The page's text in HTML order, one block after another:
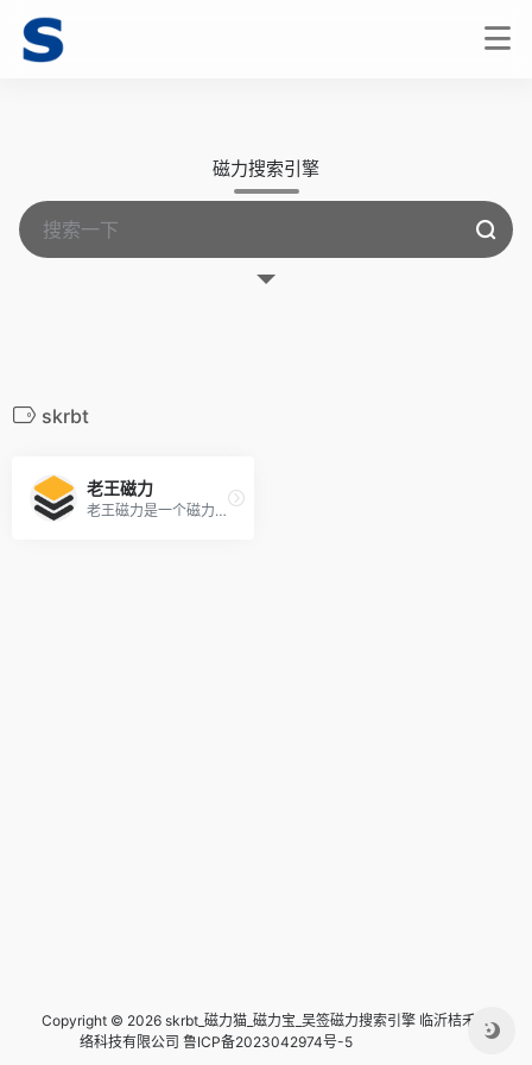
磁力搜索引擎
skrbt
老王磁力
老王磁力是一个磁力链接搜索引擎，索引了全球最新最热门的BT种子信息和磁力链接。它提供了磁力链接搜索、BT搜索、种子搜索等强大功能
Copyright © 2026 skrbt_磁力猫_磁力宝_吴签磁力搜索引擎 临沂桔禾网
络科技有限公司 鲁ICP备2023042974号-5